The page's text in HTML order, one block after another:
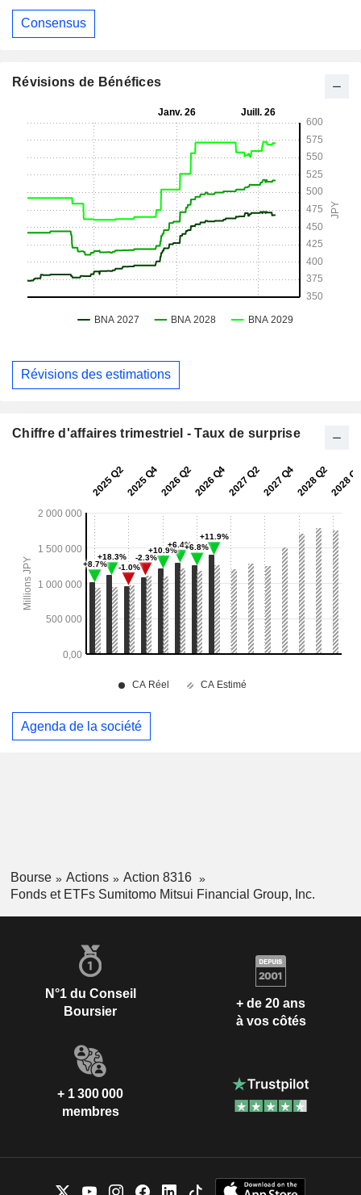
Consensus
Révisions de Bénéfices
Révisions des estimations
Chiffre d'affaires trimestriel - Taux de surprise
Agenda de la société
Bourse Actions
Action 8316
Fonds et ETFs Sumitomo Mitsui Financial Group, Inc.
N°1 du Conseil
Boursier
+ de 20 ans
à vos côtés
+ 1 300 000
membres